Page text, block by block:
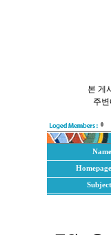
본 게
주
0
Name
Homepage
Subject